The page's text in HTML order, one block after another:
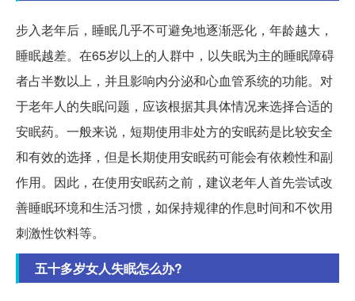
步入老年后，睡眠几乎不可避免地逐渐恶化，年龄越大，
睡眠越差。在65岁以上的人群中，以失眠为主的睡眠障碍
者占半数以上，并且影响内分泌和心血管系统的功能。对
于老年人的失眠问题，应该根据其具体情况来选择合适的
安眠药。一般来说，短期使用非处方的安眠药是比较安全
和有效的选择，但是长期使用安眠药可能会有依赖性和副
作用。因此，在使用安眠药之前，建议老年人首先尝试改
善睡眠环境和生活习惯，如保持规律的作息时间和不饮用
刺激性饮料等。
五十多岁女人失眠怎么办?